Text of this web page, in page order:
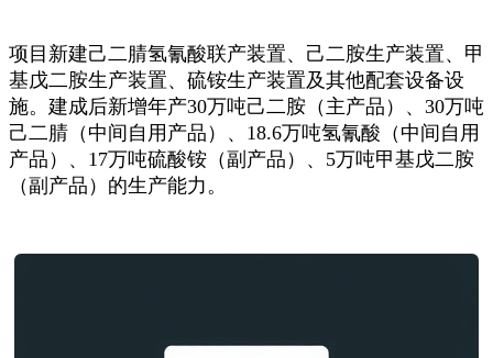
项目新建己二腈氢氰酸联产装置、己二胺生产装置、甲
基戊二胺生产装置、硫铵生产装置及其他配套设备设
施。建成后新增年产30万吨己二胺（主产品）、30万吨
己二腈（中间自用产品）、18.6万吨氢氰酸（中间自用
产品）、17万吨硫酸铵（副产品）、5万吨甲基戊二胺
（副产品）的生产能力。